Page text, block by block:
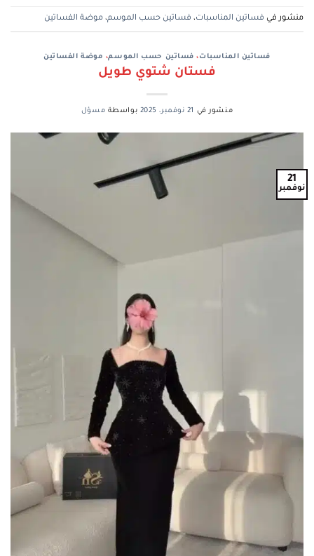
منشور في فساتين المناسبات، فساتين حسب الموسم، موضة الفساتين
فساتين المناسبات، فساتين حسب الموسم، موضة الفساتين
فستان شتوي طويل
منشور في 21 نوفمبر، 2025 بواسطة مسؤل
21
نوفمبر